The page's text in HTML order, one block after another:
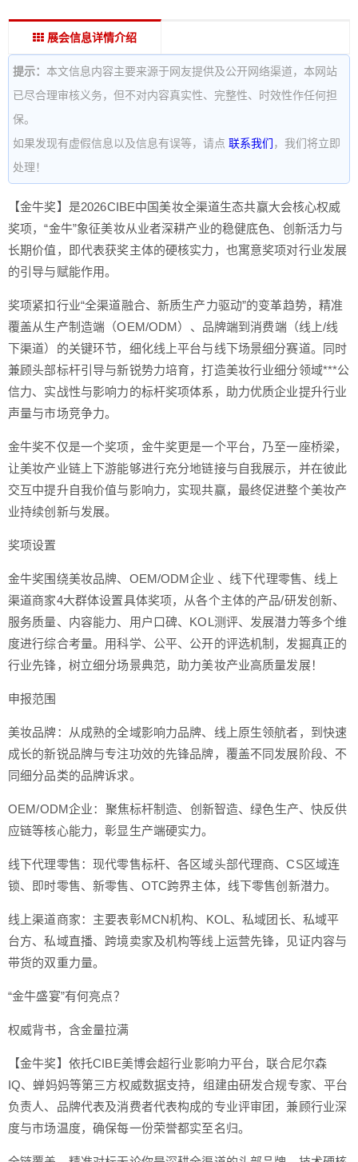
展会信息详情介绍
提示： 本文信息内容主要来源于网友提供及公开网络渠道，本网站
已尽合理审核义务，但不对内容真实性、完整性、时效性作任何担
保。
如果发现有虚假信息以及信息有误等，请点 联系我们 ，我们将立即
处理！
【金牛奖】是2026CIBE中国美妆全渠道生态共赢大会核心权威
奖项，“金牛”象征美妆从业者深耕产业的稳健底色、创新活力与
长期价值，即代表获奖主体的硬核实力，也寓意奖项对行业发展
的引导与赋能作用。
奖项紧扣行业“全渠道融合、新质生产力驱动”的变革趋势，精准
覆盖从生产制造端（OEM/ODM）、品牌端到消费端（线上/线
下渠道）的关键环节，细化线上平台与线下场景细分赛道。同时
兼顾头部标杆引导与新锐势力培育，打造美妆行业细分领域***公
信力、实战性与影响力的标杆奖项体系，助力优质企业提升行业
声量与市场竞争力。
金牛奖不仅是一个奖项，金牛奖更是一个平台，乃至一座桥梁，
让美妆产业链上下游能够进行充分地链接与自我展示，并在彼此
交互中提升自我价值与影响力，实现共赢，最终促进整个美妆产
业持续创新与发展。
奖项设置
金牛奖围绕美妆品牌、OEM/ODM企业 、线下代理零售、线上
渠道商家4大群体设置具体奖项，从各个主体的产品/研发创新、
服务质量、内容能力、用户口碑、KOL测评、发展潜力等多个维
度进行综合考量。用科学、公平、公开的评选机制，发掘真正的
行业先锋，树立细分场景典范，助力美妆产业高质量发展！
申报范围
美妆品牌：从成熟的全域影响力品牌、线上原生领航者，到快速
成长的新锐品牌与专注功效的先锋品牌，覆盖不同发展阶段、不
同细分品类的品牌诉求。
OEM/ODM企业：聚焦标杆制造、创新智造、绿色生产、快反供
应链等核心能力，彰显生产端硬实力。
线下代理零售：现代零售标杆、各区域头部代理商、CS区域连
锁、即时零售、新零售、OTC跨界主体，线下零售创新潜力。
线上渠道商家：主要表彰MCN机构、KOL、私域团长、私域平
台方、私域直播、跨境卖家及机构等线上运营先锋，见证内容与
带货的双重力量。
“金牛盛宴”有何亮点？
权威背书，含金量拉满
【金牛奖】依托CIBE美博会超行业影响力平台，联合尼尔森
IQ、蝉妈妈等第三方权威数据支持，组建由研发合规专家、平台
负责人、品牌代表及消费者代表构成的专业评审团，兼顾行业深
度与市场温度，确保每一份荣誉都实至名归。